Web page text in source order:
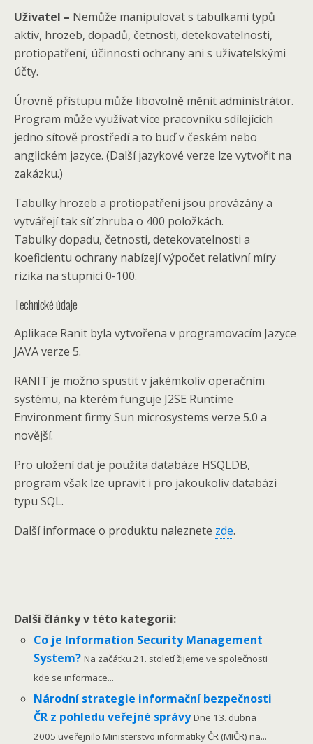
Uživatel – Nemůže manipulovat s tabulkami typů
aktiv, hrozeb, dopadů, četnosti, detekovatelnosti,
protiopatření, účinnosti ochrany ani s uživatelskými
účty.
Úrovně přístupu může libovolně měnit administrátor.
Program může využívat více pracovníku sdílejících
jedno sítově prostředí a to buď v českém nebo
anglickém jazyce. (Další jazykové verze lze vytvořit na
zakázku.)
Tabulky hrozeb a protiopatření jsou provázány a
vytvářejí tak síť zhruba o 400 položkách.
Tabulky dopadu, četnosti, detekovatelnosti a
koeficientu ochrany nabízejí výpočet relativní míry
rizika na stupnici 0-100.
Technické údaje
Aplikace Ranit byla vytvořena v programovacím Jazyce
JAVA verze 5.
RANIT je možno spustit v jakémkoliv operačním
systému, na kterém funguje J2SE Runtime
Environment firmy Sun microsystems verze 5.0 a
novější.
Pro uložení dat je použita databáze HSQLDB,
program však lze upravit i pro jakoukoliv databázi
typu SQL.
Další informace o produktu naleznete zde.
Další články v této kategorii:
Co je Information Security Management
System?Na začátku 21. století žijeme ve společnosti
kde se informace...
Národní strategie informační bezpečnosti
ČR z pohledu veřejné správyDne 13. dubna
2005 uveřejnilo Ministerstvo informatiky ČR (MIČR) na...